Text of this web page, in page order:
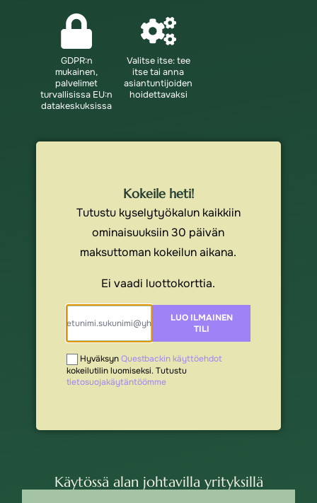
GDPR:n
mukainen,
palvelimet
turvallisissa EU:n
datakeskuksissa
Valitse itse: tee
itse tai anna
asiantuntijoiden
hoidettavaksi
Kokeile heti!
Tutustu kyselytyökalun kaikkiin
ominaisuuksiin 30 päivän
maksuttoman kokeilun aikana.
Ei vaadi luottokorttia.
LUO ILMAINEN
TILI
HyväksynQuestbackin käyttöehdot
kokeilutilin luomiseksi. Tutustu
tietosuojakäytäntöömme
Käytössä alan johtavilla yrityksillä